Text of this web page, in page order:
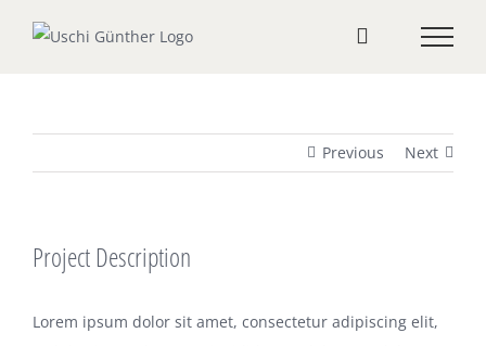
Inhalt
Previous Next
Project Description
Lorem ipsum dolor sit amet, consectetur adipiscing elit,